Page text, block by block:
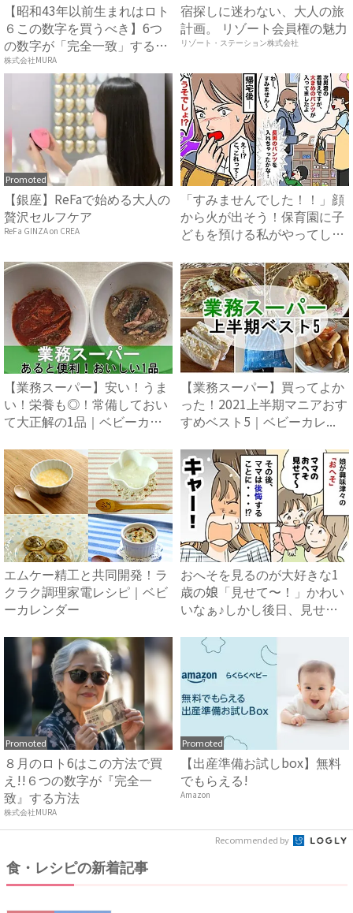
【昭和43年以前生まれはロト
６この数字を買うべき】6つ
の数字が「完全一致」する
方...
株式会社MURA
宿探しに迷わない、大人の旅
計画。 リゾート会員権の魅力
リゾート・ステーション株式会社
Promoted
【銀座】ReFaで始める大人の
贅沢セルフケア
ReFa GINZA on CREA
「すみませんでした！！」顔
から火が出そう！保育園に子
どもを預ける私がやってしま
【業務スーパー】安い！うま
い！栄養も◎！常備しておい
て大正解の1品｜ベビーカレ
【業務スーパー】買ってよか
った！2021上半期マニアおす
すめベスト5｜ベビーカレ...
エムケー精工と共同開発！ラ
クラク調理家電レシピ｜ベビ
ーカレンダー
おへそを見るのが大好きな1
歳の娘「見せて〜！」かわい
いなぁ♪しかし後日、見せた
Promoted
８月のロト6はこの方法で買
え!!６つの数字が『完全一
致』する方法
株式会社MURA
Promoted
【出産準備お試しbox】無料
でもらえる!
Amazon
Recommended by
食・レシピの新着記事